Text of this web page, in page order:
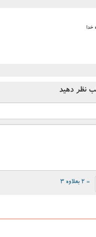
خدا
نظر دهید
= ۲ بعلاوه ۳